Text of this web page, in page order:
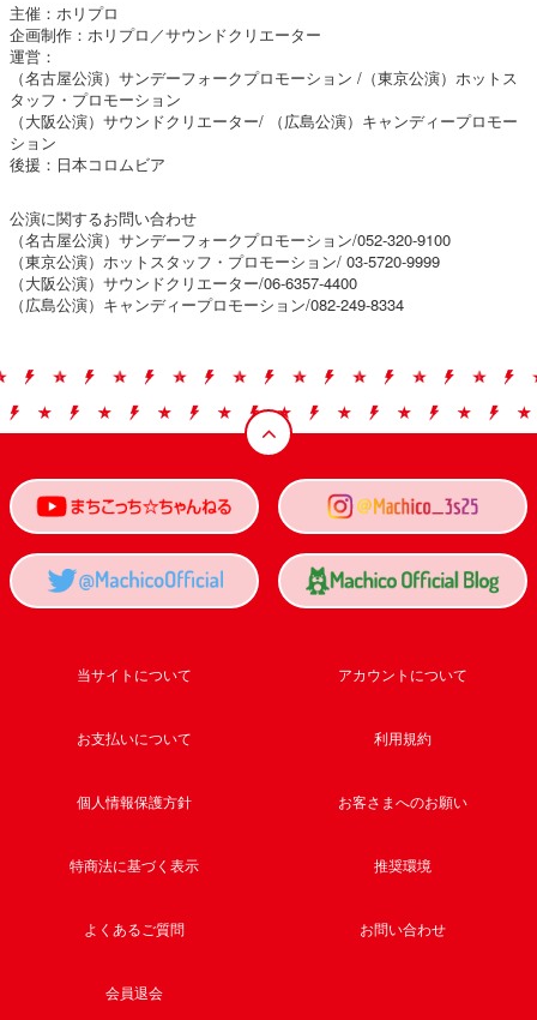
主催：ホリプロ
企画制作：ホリプロ／サウンドクリエーター
運営：
（名古屋公演）サンデーフォークプロモーション /（東京公演）ホットス
タッフ・プロモーション
（大阪公演）サウンドクリエーター/ （広島公演）キャンディープロモー
ション
後援：日本コロムビア
公演に関するお問い合わせ
（名古屋公演）サンデーフォークプロモーション/052-320-9100
（東京公演）ホットスタッフ・プロモーション/ 03-5720-9999
（大阪公演）サウンドクリエーター/06-6357-4400
（広島公演）キャンディープロモーション/082-249-8334
当サイトについて アカウントについて
お支払いについて 利用規約
個人情報保護方針 お客さまへのお願い
特商法に基づく表示 推奨環境
よくあるご質問 お問い合わせ
会員退会